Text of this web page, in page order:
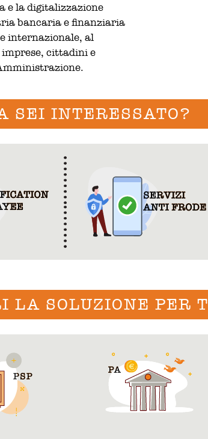
e la digitalizzazione
bancaria e finanziaria
internazionale, al
cittadini e
SEI INTERESSATO?
LA SOLUZIONE PER